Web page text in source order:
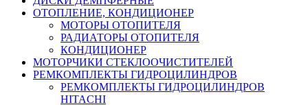
ОТОПЛЕНИЕ, КОНДИЦИОНЕР
МОТОРЫ ОТОПИТЕЛЯ
РАДИАТОРЫ ОТОПИТЕЛЯ
КОНДИЦИОНЕР
МОТОРЧИКИ СТЕКЛООЧИСТИТЕЛЕЙ
РЕМКОМПЛЕКТЫ ГИДРОЦИЛИНДРОВ
РЕМКОМПЛЕКТЫ ГИДРОЦИЛИНДРОВ
HITACHI